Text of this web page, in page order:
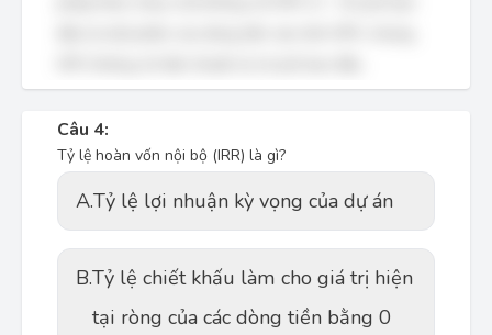
Câu 4:
Tỷ lệ hoàn vốn nội bộ (IRR) là gì?
A.Tỷ lệ lợi nhuận kỳ vọng của dự án
B.Tỷ lệ chiết khấu làm cho giá trị hiện
tại ròng của các dòng tiền bằng 0